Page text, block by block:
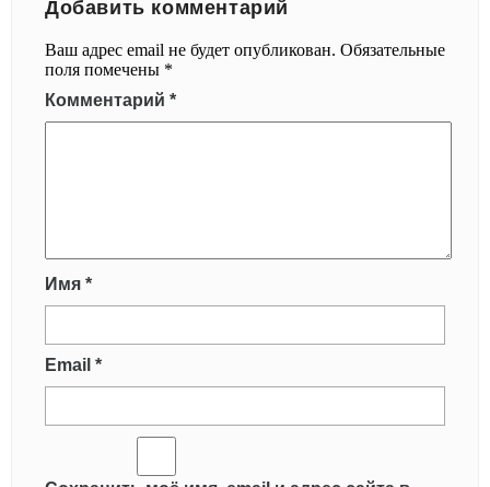
Добавить комментарий
Ваш адрес email не будет опубликован. Обязательные
поля помечены *
Комментарий *
Имя *
Email *